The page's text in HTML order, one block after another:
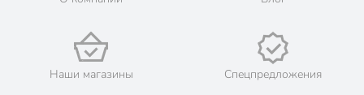
Стиль интерьера
современный
Дизайн
однотонный
Наши магазины Спецпредложения